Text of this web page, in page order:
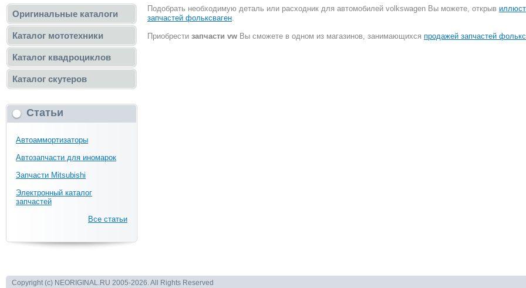
Оригинальные каталоги
Каталог мототехники
Каталог квадроциклов
Каталог скутеров
Статьи
Автоаммортизаторы
Автозапчасти для иномарок
Запчасти Mitsubishi
Электронный каталог
запчастей
Все статьи
Подобрать необходимую деталь или расходник для автомобилей volkswagen Вы можете, открыв
запчастей фольксваген.
Приобрести запчасти vw Вы cможете в одном из магазинов, занимающихся продажей запчастей
Copyright (c) NEORIGINAL.RU 2005-2026. All Rights Reserved